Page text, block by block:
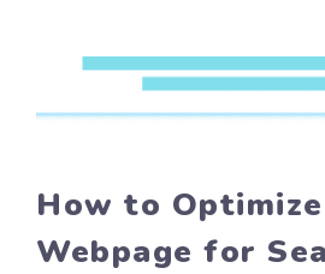
How to
Webpage for